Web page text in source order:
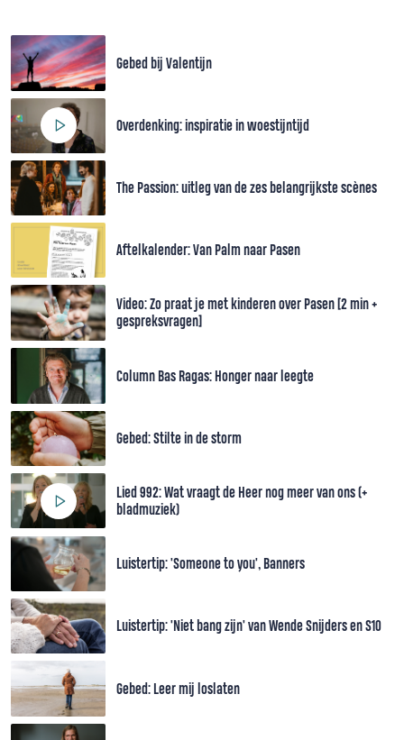
Gebed bij Valentijn
Overdenking: inspiratie in woestijntijd
The Passion: uitleg van de zes belangrijkste scènes
Aftelkalender: Van Palm naar Pasen
Video: Zo praat je met kinderen over Pasen [2 min +
gespreksvragen]
Column Bas Ragas: Honger naar leegte
Gebed: Stilte in de storm
Lied 992: Wat vraagt de Heer nog meer van ons (+
bladmuziek)
Luistertip: 'Someone to you', Banners
Luistertip: 'Niet bang zijn' van Wende Snijders en S10
Gebed: Leer mij loslaten